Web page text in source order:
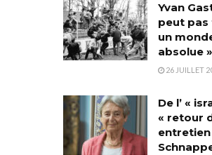
Yvan
peut
un
absolue »
26 JUILLET
De l’ «
« retour
entretien